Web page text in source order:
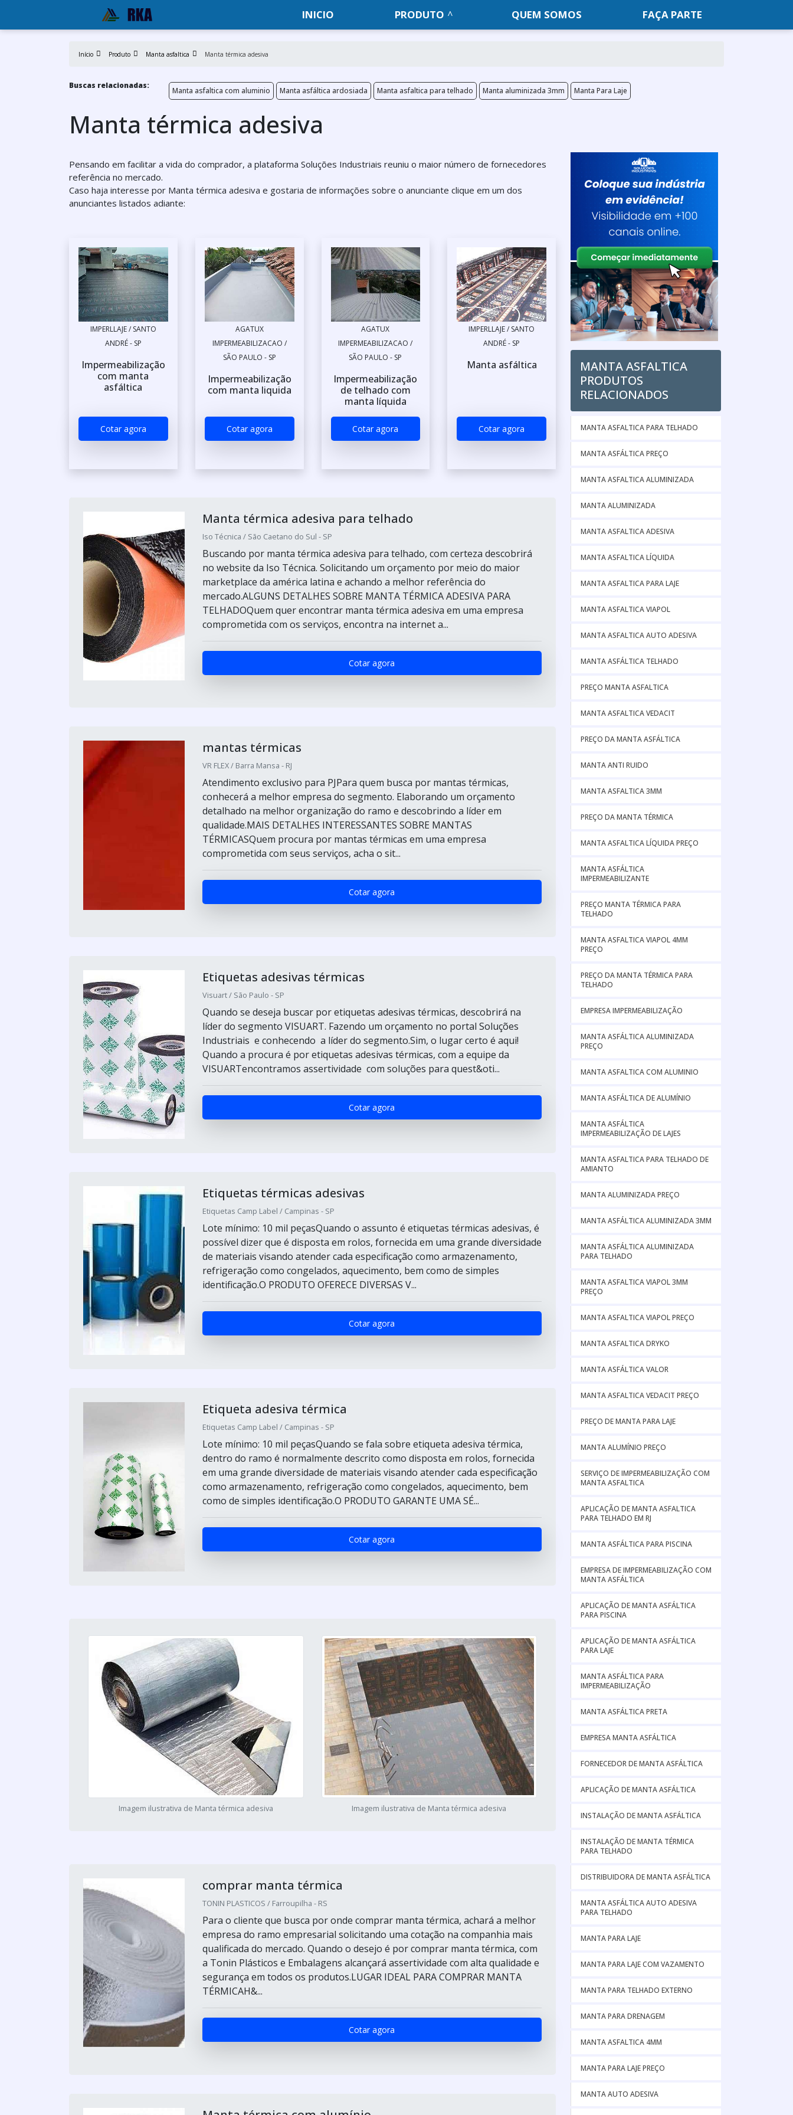
INICIO PRODUTO QUEM SOMOS FAÇA PARTE
Início Produto Manta asfaltica Manta térmica adesiva
Buscas relacionadas:
Manta asfaltica com aluminio Manta asfáltica ardosiada Manta asfaltica para telhado Manta aluminizada 3mm Manta Para Laje
Manta térmica adesiva
Pensando em facilitar a vida do comprador, a plataforma Soluções Industriais reuniu o maior número de fornecedores
referência no mercado.
Caso haja interesse por Manta térmica adesiva e gostaria de informações sobre o anunciante clique em um dos
anunciantes listados adiante:
IMPERLLAJE / SANTO
ANDRÉ - SP
Impermeabilização
com manta
asfáltica
Cotar agora
AGATUX
IMPERMEABILIZACAO /
SÃO PAULO - SP
Impermeabilização
com manta liquida
Cotar agora
AGATUX
IMPERMEABILIZACAO /
SÃO PAULO - SP
Impermeabilização
de telhado com
manta líquida
Cotar agora
IMPERLLAJE / SANTO
ANDRÉ - SP
Manta asfáltica
Cotar agora
Manta térmica adesiva para telhado
Iso Técnica / São Caetano do Sul - SP
Buscando por manta térmica adesiva para telhado, com certeza descobrirá
no website da Iso Técnica. Solicitando um orçamento por meio do maior
marketplace da américa latina e achando a melhor referência do
mercado.ALGUNS DETALHES SOBRE MANTA TÉRMICA ADESIVA PARA
TELHADOQuem quer encontrar manta térmica adesiva em uma empresa
comprometida com os serviços, encontra na internet a...
Cotar agora
mantas térmicas
VR FLEX / Barra Mansa - RJ
Atendimento exclusivo para PJPara quem busca por mantas térmicas,
conhecerá a melhor empresa do segmento. Elaborando um orçamento
detalhado na melhor organização do ramo e descobrindo a líder em
qualidade.MAIS DETALHES INTERESSANTES SOBRE MANTAS
TÉRMICASQuem procura por mantas térmicas em uma empresa
comprometida com seus serviços, acha o sit...
Cotar agora
Etiquetas adesivas térmicas
Visuart / São Paulo - SP
Quando se deseja buscar por etiquetas adesivas térmicas, descobrirá na
líder do segmento VISUART. Fazendo um orçamento no portal Soluções
Industriais e conhecendo a líder do segmento.Sim, o lugar certo é aqui!
Quando a procura é por etiquetas adesivas térmicas, com a equipe da
VISUARTencontramos assertividade com soluções para quest&oti...
Cotar agora
Etiquetas térmicas adesivas
Etiquetas Camp Label / Campinas - SP
Lote mínimo: 10 mil peçasQuando o assunto é etiquetas térmicas adesivas, é
possível dizer que é disposta em rolos, fornecida em uma grande diversidade
de materiais visando atender cada especificação como armazenamento,
refrigeração como congelados, aquecimento, bem como de simples
identificação.O PRODUTO OFERECE DIVERSAS V...
Cotar agora
Etiqueta adesiva térmica
Etiquetas Camp Label / Campinas - SP
Lote mínimo: 10 mil peçasQuando se fala sobre etiqueta adesiva térmica,
dentro do ramo é normalmente descrito como disposta em rolos, fornecida
em uma grande diversidade de materiais visando atender cada especificação
como armazenamento, refrigeração como congelados, aquecimento, bem
como de simples identificação.O PRODUTO GARANTE UMA SÉ...
Cotar agora
Imagem ilustrativa de Manta térmica adesiva Imagem ilustrativa de Manta térmica adesiva
comprar manta térmica
TONIN PLASTICOS / Farroupilha - RS
Para o cliente que busca por onde comprar manta térmica, achará a melhor
empresa do ramo empresarial solicitando uma cotação na companhia mais
qualificada do mercado. Quando o desejo é por comprar manta térmica, com
a Tonin Plásticos e Embalagens alcançará assertividade com alta qualidade e
segurança em todos os produtos.LUGAR IDEAL PARA COMPRAR MANTA
TÉRMICAH&...
Cotar agora
MANTA ASFALTICA
PRODUTOS
RELACIONADOS
MANTA ASFALTICA PARA TELHADO
MANTA ASFÁLTICA PREÇO
MANTA ASFALTICA ALUMINIZADA
MANTA ALUMINIZADA
MANTA ASFALTICA ADESIVA
MANTA ASFALTICA LÍQUIDA
MANTA ASFALTICA PARA LAJE
MANTA ASFALTICA VIAPOL
MANTA ASFALTICA AUTO ADESIVA
MANTA ASFÁLTICA TELHADO
PREÇO MANTA ASFALTICA
MANTA ASFALTICA VEDACIT
PREÇO DA MANTA ASFÁLTICA
MANTA ANTI RUIDO
MANTA ASFALTICA 3MM
PREÇO DA MANTA TÉRMICA
MANTA ASFALTICA LÍQUIDA PREÇO
MANTA ASFÁLTICA
IMPERMEABILIZANTE
PREÇO MANTA TÉRMICA PARA
TELHADO
MANTA ASFALTICA VIAPOL 4MM
PREÇO
PREÇO DA MANTA TÉRMICA PARA
TELHADO
EMPRESA IMPERMEABILIZAÇÃO
MANTA ASFÁLTICA ALUMINIZADA
PREÇO
MANTA ASFALTICA COM ALUMINIO
MANTA ASFÁLTICA DE ALUMÍNIO
MANTA ASFÁLTICA
IMPERMEABILIZAÇÃO DE LAJES
MANTA ASFALTICA PARA TELHADO DE
AMIANTO
MANTA ALUMINIZADA PREÇO
MANTA ASFÁLTICA ALUMINIZADA 3MM
MANTA ASFÁLTICA ALUMINIZADA
PARA TELHADO
MANTA ASFALTICA VIAPOL 3MM
PREÇO
MANTA ASFALTICA VIAPOL PREÇO
MANTA ASFALTICA DRYKO
MANTA ASFÁLTICA VALOR
MANTA ASFALTICA VEDACIT PREÇO
PREÇO DE MANTA PARA LAJE
MANTA ALUMÍNIO PREÇO
SERVIÇO DE IMPERMEABILIZAÇÃO COM
MANTA ASFALTICA
APLICAÇÃO DE MANTA ASFALTICA
PARA TELHADO EM RJ
MANTA ASFÁLTICA PARA PISCINA
EMPRESA DE IMPERMEABILIZAÇÃO COM
MANTA ASFÁLTICA
APLICAÇÃO DE MANTA ASFÁLTICA
PARA PISCINA
APLICAÇÃO DE MANTA ASFÁLTICA
PARA LAJE
MANTA ASFÁLTICA PARA
IMPERMEABILIZAÇÃO
MANTA ASFÁLTICA PRETA
EMPRESA MANTA ASFÁLTICA
FORNECEDOR DE MANTA ASFÁLTICA
APLICAÇÃO DE MANTA ASFÁLTICA
INSTALAÇÃO DE MANTA ASFÁLTICA
INSTALAÇÃO DE MANTA TÉRMICA
PARA TELHADO
DISTRIBUIDORA DE MANTA ASFÁLTICA
MANTA ASFÁLTICA AUTO ADESIVA
PARA TELHADO
MANTA PARA LAJE
MANTA PARA LAJE COM VAZAMENTO
MANTA PARA TELHADO EXTERNO
MANTA PARA DRENAGEM
MANTA ASFALTICA 4MM
MANTA PARA LAJE PREÇO
MANTA AUTO ADESIVA